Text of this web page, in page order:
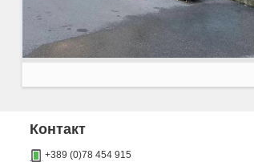
Dokolku barate stan, kuka, deloven prostor ova e vistinskoto
Контакт
+389 (0)78 454 915